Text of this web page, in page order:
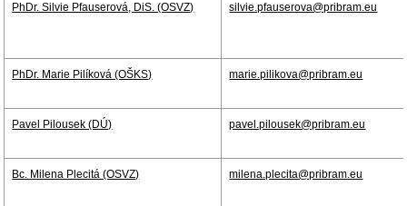
PhDr. Silvie Pfauserová, DiS. (OSVZ) silvie.pfauserova@pribram.eu
PhDr. Marie Pilíková (OŠKS) marie.pilikova@pribram.eu
Pavel Pilousek (DÚ) pavel.pilousek@pribram.eu
Bc. Milena Plecitá (OSVZ) milena.plecita@pribram.eu